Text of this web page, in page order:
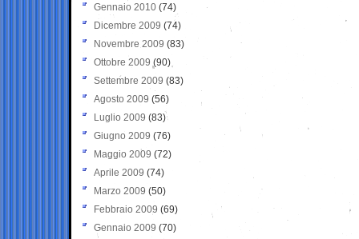
Gennaio 2010 (74)
Dicembre 2009 (74)
Novembre 2009 (83)
Ottobre 2009 (90)
Settembre 2009 (83)
Agosto 2009 (56)
Luglio 2009 (83)
Giugno 2009 (76)
Maggio 2009 (72)
Aprile 2009 (74)
Marzo 2009 (50)
Febbraio 2009 (69)
Gennaio 2009 (70)